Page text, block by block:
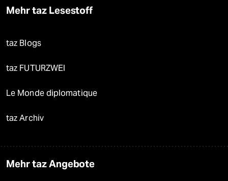
Mehr taz Lesestoff
taz Blogs
taz FUTURZWEI
Le Monde diplomatique
taz Archiv
Mehr taz Angebote